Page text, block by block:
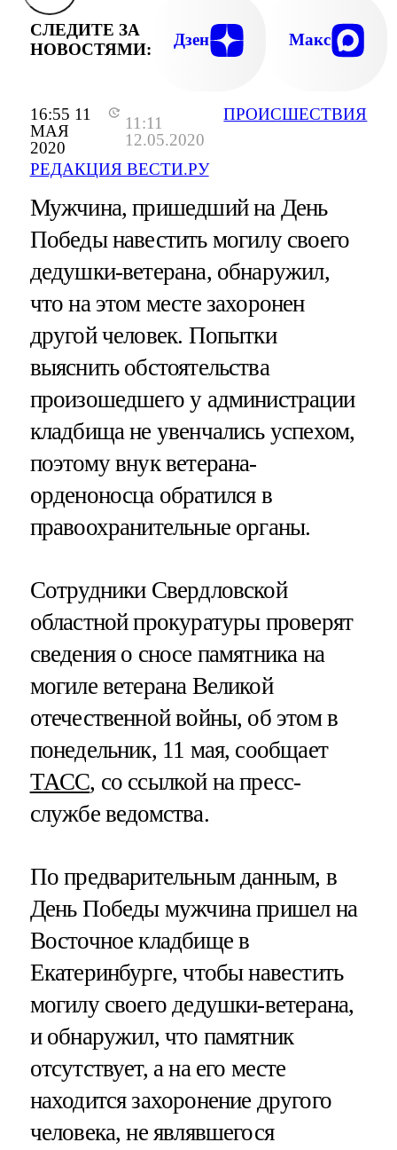
16:55 11
МАЯ
2020
11:11
12.05.2020
РЕДАКЦИЯ ВЕСТИ.РУ
ПРОИСШЕСТВИЯ
СЛЕДИТЕ ЗА
НОВОСТЯМИ:
Дзен Макс
Мужчина, пришедший на День
Победы навестить могилу своего
дедушки-ветерана, обнаружил,
что на этом месте захоронен
другой человек. Попытки
выяснить обстоятельства
произошедшего у администрации
кладбища не увенчались успехом,
поэтому внук ветерана-
орденоносца обратился в
правоохранительные органы.
Сотрудники Свердловской
областной прокуратуры проверят
сведения о сносе памятника на
могиле ветерана Великой
отечественной войны, об этом в
понедельник, 11 мая, сообщает
ТАСС, со ссылкой на пресс-
службе ведомства.
По предварительным данным, в
День Победы мужчина пришел на
Восточное кладбище в
Екатеринбурге, чтобы навестить
могилу своего дедушки-ветерана,
и обнаружил, что памятник
отсутствует, а на его месте
находится захоронение другого
человека, не являвшегося